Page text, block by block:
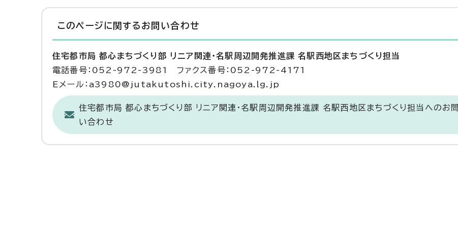
このページに関する お問い合わせ
住宅都市局 都心まちづくり部 リニア関連・名駅周辺開発推進課 名駅西地区まちづくり担当
電話番号：052-972-3981 ファクス番号：052-972-4171
Eメール：a3980@jutakutoshi.city.nagoya.lg.jp
住宅都市局 都心まちづくり部 リニア関連・名駅周辺開発推進課 名駅西地区まちづくり担当へのお問
い合わせ